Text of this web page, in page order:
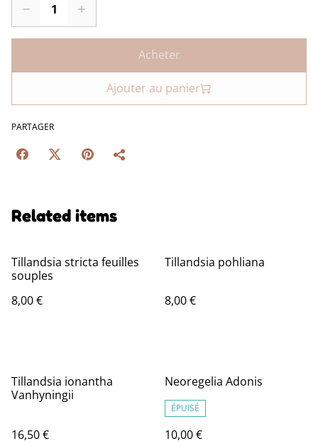
Acheter
Ajouter au panier
PARTAGER
Related items
Tillandsia stricta feuilles
souples
8,00 €
Tillandsia pohliana
8,00 €
Tillandsia ionantha
Vanhyningii
16,50 €
Neoregelia Adonis
ÉPUISÉ
10,00 €